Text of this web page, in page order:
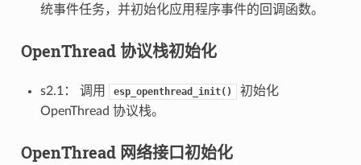
统事件任务，并初始化应用程序事件的回调函数。
OpenThread 协议栈初始化
s2.1： 调用 esp_openthread_init()
初始化
OpenThread 协议栈。
OpenThread 网络接口初始化